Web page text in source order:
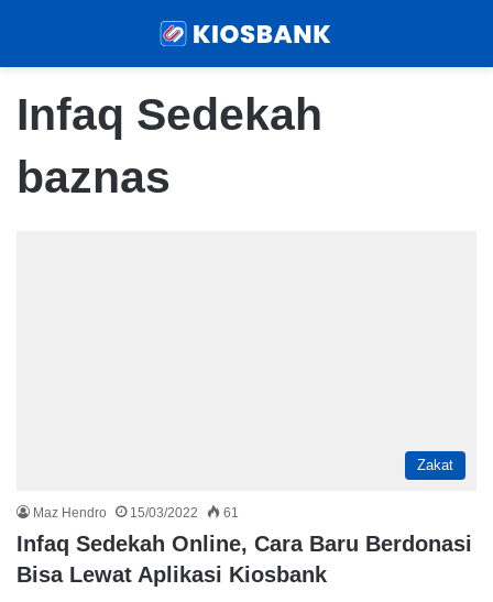
Infaq Sedekah
baznas
Zakat
Maz Hendro 15/03/2022 61
Infaq Sedekah Online, Cara Baru Berdonasi
Bisa Lewat Aplikasi Kiosbank